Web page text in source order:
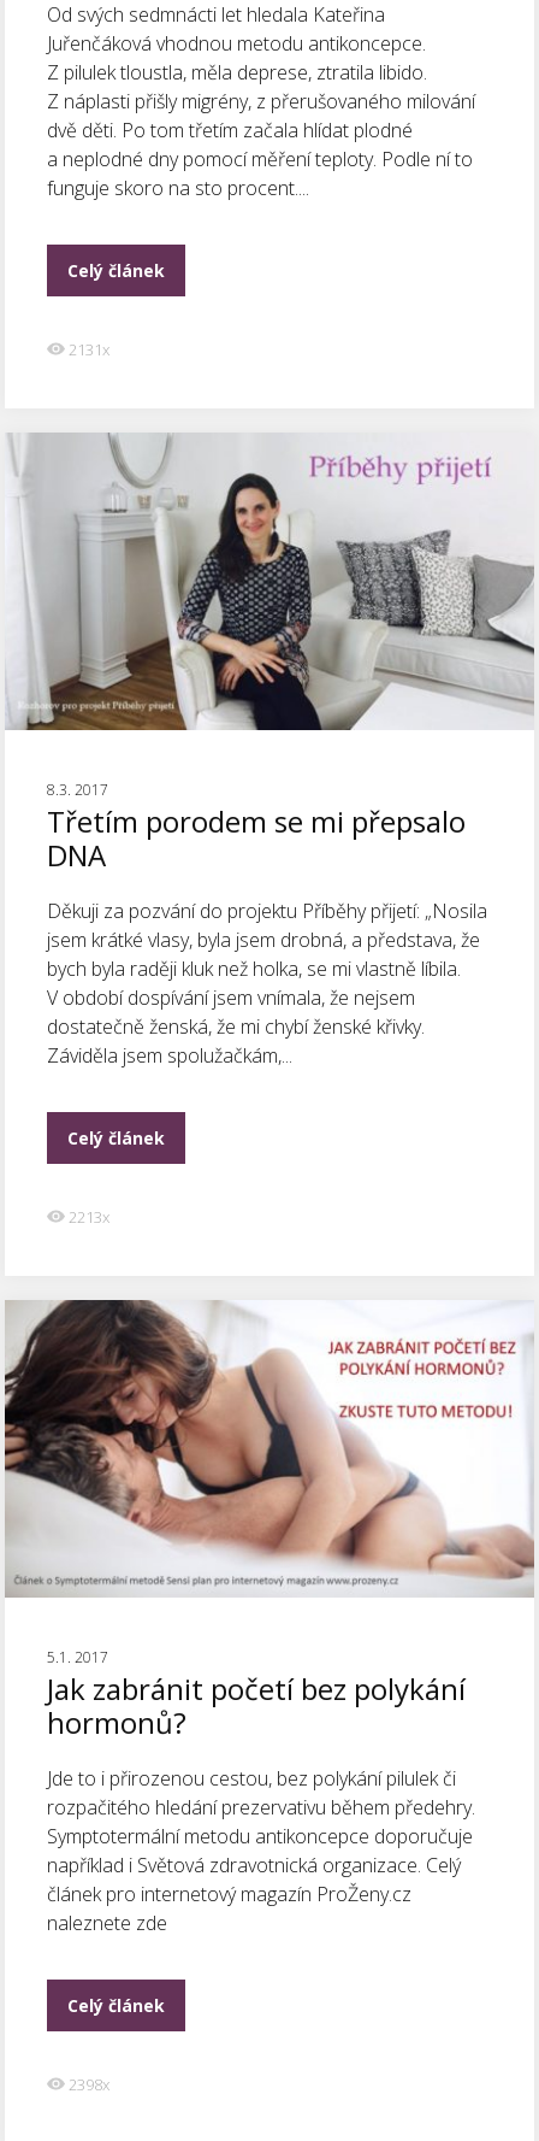
Od svých sedmnácti let hledala Kateřina
Juřenčáková vhodnou metodu antikoncepce.
Z pilulek tloustla, měla deprese, ztratila libido.
Z náplasti přišly migrény, z přerušovaného milování
dvě děti. Po tom třetím začala hlídat plodné
a neplodné dny pomocí měření teploty. Podle ní to
funguje skoro na sto procent....
Celý článek
2131x
8.3. 2017
Třetím porodem se mi přepsalo
DNA
Děkuji za pozvání do projektu Příběhy přijetí: „Nosila
jsem krátké vlasy, byla jsem drobná, a představa, že
bych byla raději kluk než holka, se mi vlastně líbila.
V období dospívání jsem vnímala, že nejsem
dostatečně ženská, že mi chybí ženské křivky.
Záviděla jsem spolužačkám,...
Celý článek
2213x
5.1. 2017
Jak zabránit početí bez polykání
hormonů?
Jde to i přirozenou cestou, bez polykání pilulek či
rozpačitého hledání prezervativu během předehry.
Symptotermální metodu antikoncepce doporučuje
například i Světová zdravotnická organizace. Celý
článek pro internetový magazín ProŽeny.cz
naleznete zde
Celý článek
2398x